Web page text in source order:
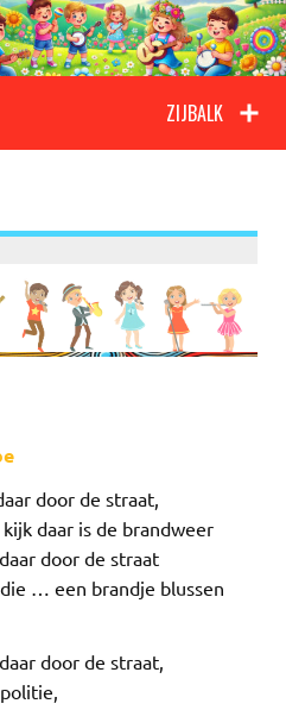
Kinderliedjes
ZIJBALK
door de straat,
daar is de brandweer
door de straat
… een brandje blussen
door de straat,